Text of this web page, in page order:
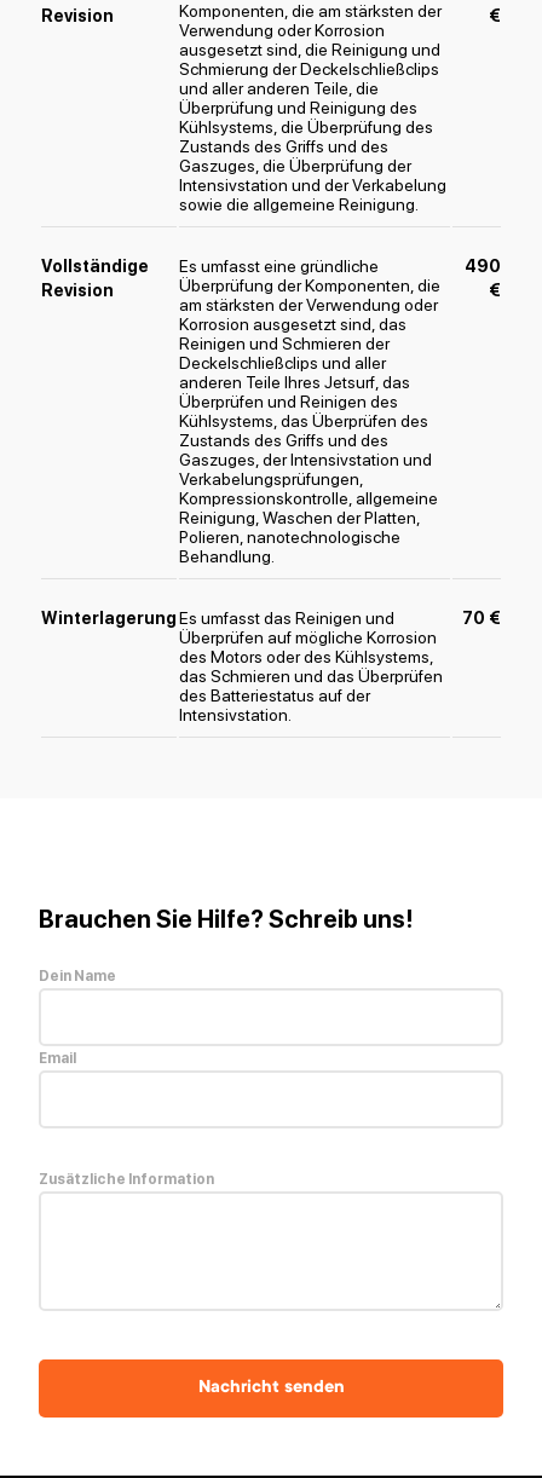
Revision
Komponenten, die am stärksten der
Verwendung oder Korrosion
ausgesetzt sind, die Reinigung und
Schmierung der Deckelschließclips
und aller anderen Teile, die
Überprüfung und Reinigung des
Kühlsystems, die Überprüfung des
Zustands des Griffs und des
Gaszuges, die Überprüfung der
Intensivstation und der Verkabelung
sowie die allgemeine Reinigung.
€
Vollständige
Revision
Es umfasst eine gründliche
Überprüfung der Komponenten, die
am stärksten der Verwendung oder
Korrosion ausgesetzt sind, das
Reinigen und Schmieren der
Deckelschließclips und aller
anderen Teile Ihres Jetsurf, das
Überprüfen und Reinigen des
Kühlsystems, das Überprüfen des
Zustands des Griffs und des
Gaszuges, der Intensivstation und
Verkabelungsprüfungen,
Kompressionskontrolle, allgemeine
Reinigung, Waschen der Platten,
Polieren, nanotechnologische
Behandlung.
490
€
WinterlagerungEs umfasst das Reinigen und
Überprüfen auf mögliche Korrosion
des Motors oder des Kühlsystems,
das Schmieren und das Überprüfen
des Batteriestatus auf der
Intensivstation.
70 €
Brauchen Sie Hilfe? Schreib uns!
Dein Name
Email
Zusätzliche Information
Nachricht senden